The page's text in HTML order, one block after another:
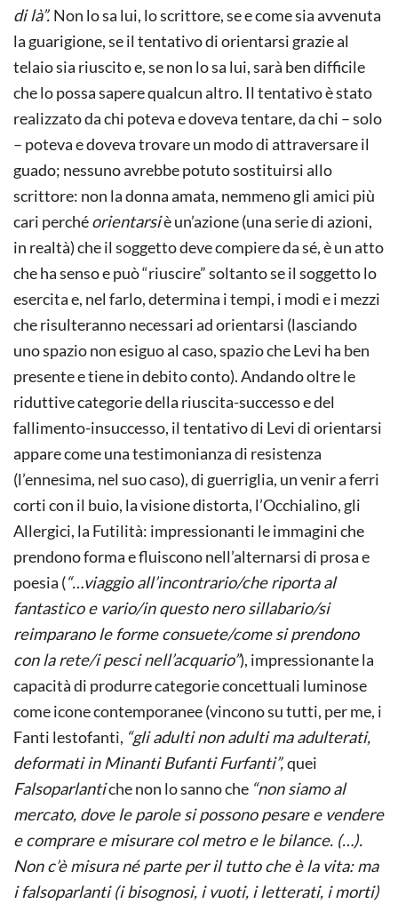
di là”. Non lo sa lui, lo scrittore, se e come sia avvenuta
la guarigione, se il tentativo di orientarsi grazie al
telaio sia riuscito e, se non lo sa lui, sarà ben difficile
che lo possa sapere qualcun altro. Il tentativo è stato
realizzato da chi poteva e doveva tentare, da chi – solo
– poteva e doveva trovare un modo di attraversare il
guado; nessuno avrebbe potuto sostituirsi allo
scrittore: non la donna amata, nemmeno gli amici più
cari perchéorientarsiè un’azione (una serie di azioni,
in realtà) che il soggetto deve compiere da sé, è un atto
che ha senso e può “riuscire” soltanto se il soggetto lo
esercita e, nel farlo, determina i tempi, i modi e i mezzi
che risulteranno necessari ad orientarsi (lasciando
uno spazio non esiguo al caso, spazio che Levi ha ben
presente e tiene in debito conto). Andando oltre le
riduttive categorie della riuscita-successo e del
fallimento-insuccesso, il tentativo di Levi di orientarsi
appare come una testimonianza di resistenza
(l’ennesima, nel suo caso), di guerriglia, un venir a ferri
corti con il buio, la visione distorta, l’Occhialino, gli
Allergici, la Futilità: impressionanti le immagini che
prendono forma e fluiscono nell’alternarsi di prosa e
poesia (“…viaggio all’incontrario/che riporta al
fantastico e vario/in questo nero sillabario/si
reimparano le forme consuete/come si prendono
con la rete/i pesci nell’acquario”), impressionante la
capacità di produrre categorie concettuali luminose
come icone contemporanee (vincono su tutti, per me, i
Fanti lestofanti, “gli adulti non adulti ma adulterati,
deformati in Minanti Bufanti Furfanti”,quei
Falsoparlantiche non lo sanno che “non siamo al
mercato, dove le parole si possono pesare e vendere
e comprare e misurare col metro e le bilance. (…).
Non c’è misura né parte per il tutto che è la vita: ma
i falsoparlanti (i bisognosi, i vuoti, i letterati, i morti)